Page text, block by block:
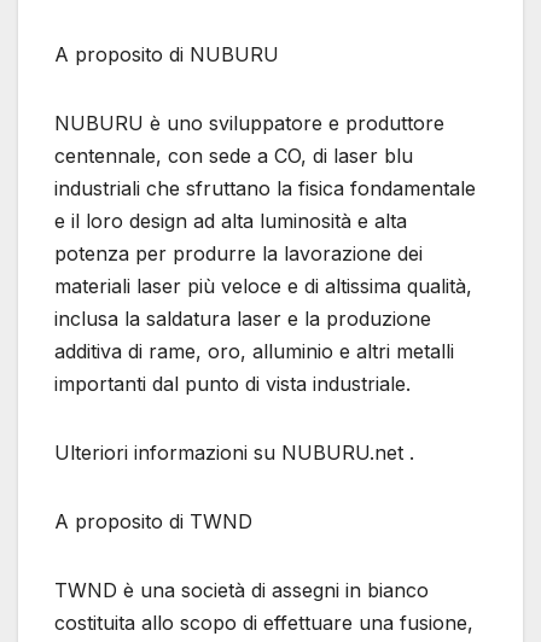
A proposito di NUBURU
NUBURU è uno sviluppatore e produttore
centennale, con sede a CO, di laser blu
industriali che sfruttano la fisica fondamentale
e il loro design ad alta luminosità e alta
potenza per produrre la lavorazione dei
materiali laser più veloce e di altissima qualità,
inclusa la saldatura laser e la produzione
additiva di rame, oro, alluminio e altri metalli
importanti dal punto di vista industriale.
Ulteriori informazioni su NUBURU.net .
A proposito di TWND
TWND è una società di assegni in bianco
costituita allo scopo di effettuare una fusione,